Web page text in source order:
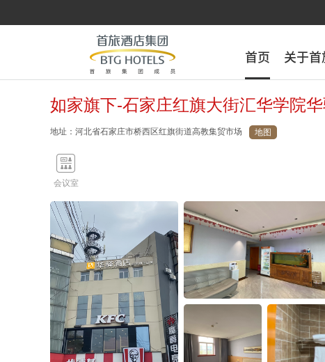
首页 关于首
首页 关于首
如家旗下-石家庄红旗大街汇华学院
地址：河北省石家庄市桥西区红旗街道高教集贸市场 地图

会议室